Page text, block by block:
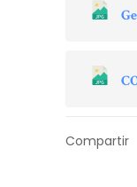
Compartir